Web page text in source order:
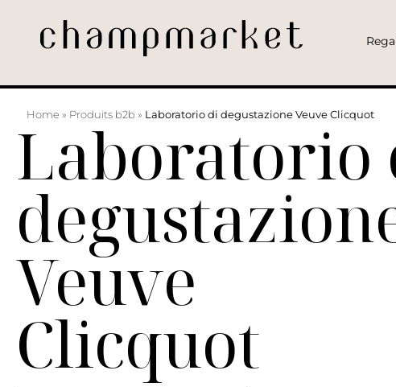
Home » Produits b2b » Laboratorio di degustazione Veuve Clicquot
Laboratorio
Veuve
Clicquot